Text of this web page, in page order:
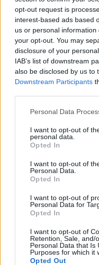
opt-out request is
interest-based ads based
us or personal
your opt-out. You may
disclosure of your
IAB’s list of downstream
also be disclosed by us to
Downstream Participants
Personal Data
I want to opt-out of
personal data.
Opted In
I want to opt-out of
Personal Data.
Opted In
I want to opt-out of
Personal Data for
Opted In
I want to opt-out of
Retention, Sale, and/
Personal Data that Is
Purposes for which it
Opted Out
PIÙ LETTI OGGI
L'Ilva si
Carlucci,
Il
Aloia, il
7 Ago 2026